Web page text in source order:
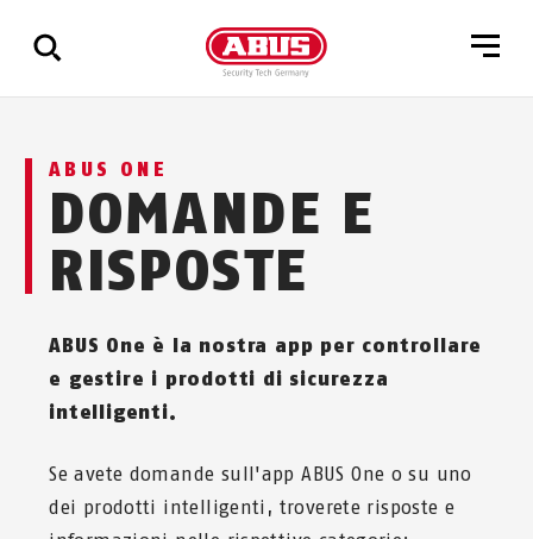
tutti
i
risultati
ABUS ONE
DOMANDE E
RISPOSTE
ABUS One è la nostra app per controllare
e gestire i prodotti di sicurezza
intelligenti.
Se avete domande sull'app ABUS One o su uno
dei prodotti intelligenti, troverete risposte e